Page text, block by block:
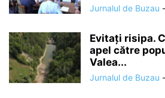
Jurnalul de Buzau -
Evitați risipa.
apel către
Valea...
Jurnalul de Buzau -